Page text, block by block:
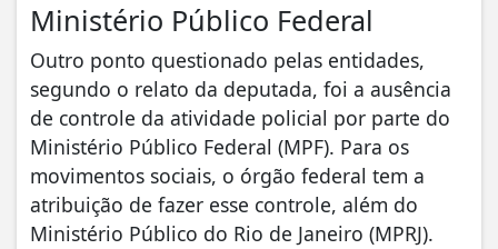
Ministério Público Federal
Outro ponto questionado pelas entidades,
segundo o relato da deputada, foi a ausência
de controle da atividade policial por parte do
Ministério Público Federal (MPF). Para os
movimentos sociais, o órgão federal tem a
atribuição de fazer esse controle, além do
Ministério Público do Rio de Janeiro (MPRJ).